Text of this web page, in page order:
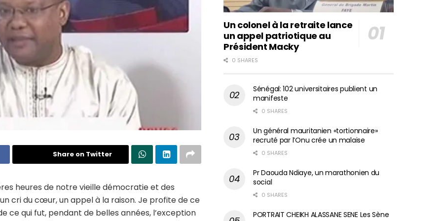
Share on Twitter
heures de notre vieille démocratie et des
cri du cœur, un appel à la raison. Je profite de ce
ce qui fut, pendant de belles années, l’exception
Un colonel à la retraite lance
un appel patriotique au
Président Macky
0 SHARES
Sénégal: 102 universitaires publient un
manifeste
0 SHARES
Un général mauritanien «tortionnaire»
recruté par l’Onu crée un malaise
0 SHARES
Pr Daouda Ndiaye, un marathonien du
social
0 SHARES
PORTRAIT CHEIKH ALASSANE SENE Les Sène